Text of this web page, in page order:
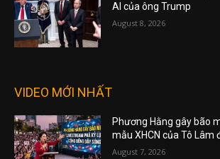
AI của ông Trump
August 8, 2026
VIDEO MỚI NHẤT
Phương Hằng gây bão
mẫu XHCN của Tô Lâm
August 7, 2026